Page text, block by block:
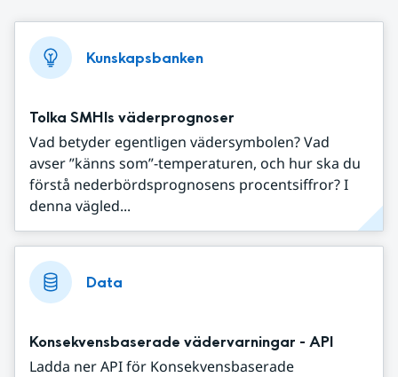
Kunskapsbanken
Tolka SMHIs väderprognoser
Vad betyder egentligen vädersymbolen? Vad
avser ”känns som”-temperaturen, och hur ska du
förstå nederbördsprognosens procentsiffror? I
denna vägled...
Data
Konsekvensbaserade vädervarningar - API
Ladda ner API för Konsekvensbaserade